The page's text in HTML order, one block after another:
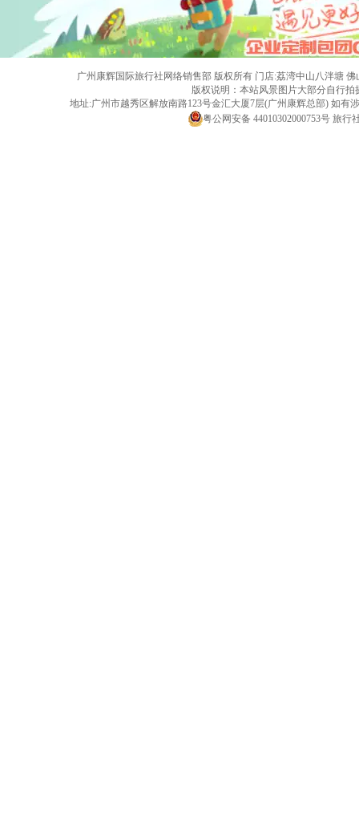
广州康辉国际旅行社网络销售部 版权所有 门店:荔湾中山八泮塘 佛
版权说明：本站风景图片大部分自行
地址:广州市越秀区解放南路123号金汇大厦7层(广州康辉总部) 如
粤公网安备 44010302000753号 旅行